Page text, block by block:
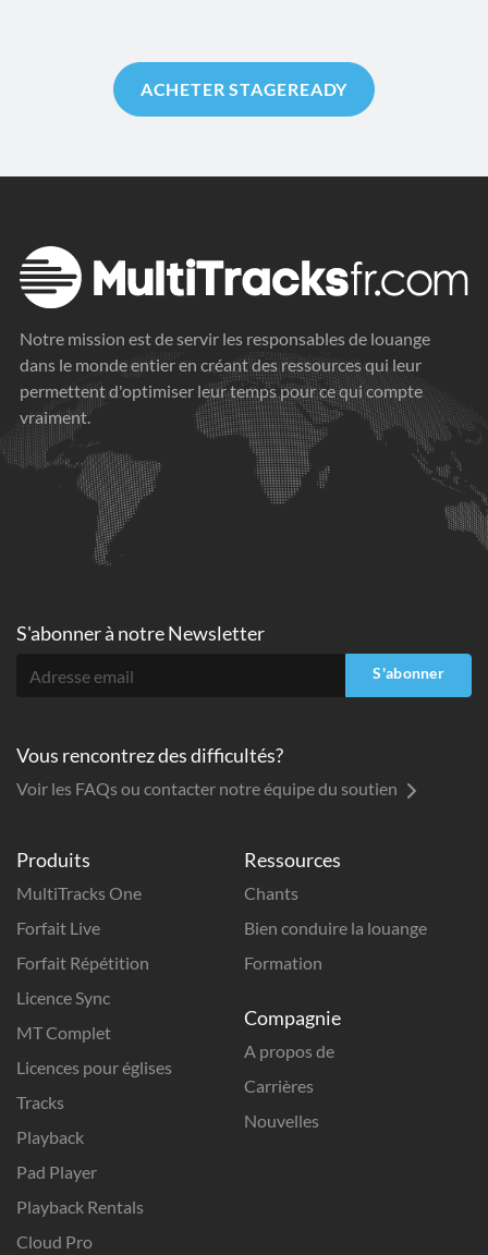
ACHETER STAGEREADY
Notre mission est de servir les responsables de louange
dans le monde entier en créant des ressources qui leur
permettent d'optimiser leur temps pour ce qui compte
vraiment.
Produits
MultiTracks One
Forfait Live
Forfait Répétition
Licence Sync
MT Complet
Licences pour églises
Tracks
Playback
Pad Player
Playback Rentals
Cloud Pro
Ressources
Chants
Bien conduire la louange
Formation
Compagnie
A propos de
Carrières
Nouvelles
S'abonner à notre Newsletter
S'abonner
Vous rencontrez des difficultés?
Voir les FAQs ou contacter notre équipe du soutien